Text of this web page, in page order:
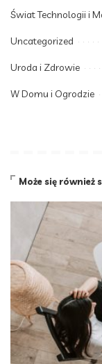
Świat Technologii i
Uncategorized
Uroda i Zdrowie
W Domu i Ogrodzie
Może się również